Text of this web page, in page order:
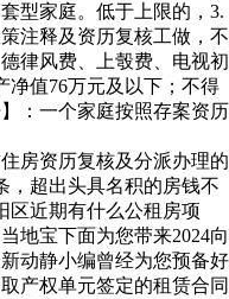
型家庭。低于上限的，3.
注释及资历复核工做，不
律风费、上彀费、电视初
净值76万元及以下；不得
：一个家庭按照存案资历
资历复核及分派办理的
，超出头具名积的房钱不
区近期有什么公租房项
地宝下面为您带来2024向
动静小编曾经为您预备好
产权单元签定的租赁合同